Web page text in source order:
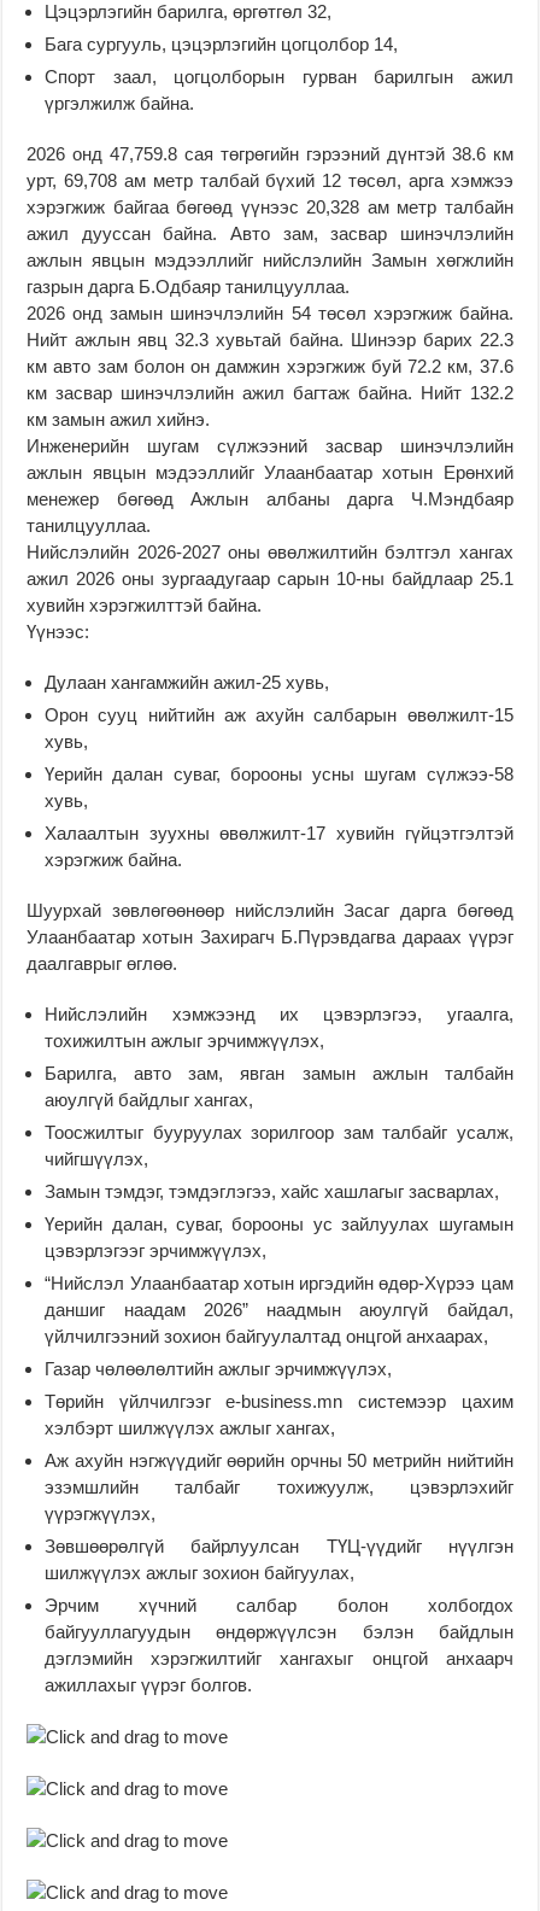
Цэцэрлэгийн барилга, өргөтгөл 32,
Бага сургууль, цэцэрлэгийн цогцолбор 14,
Спорт заал, цогцолборын гурван барилгын ажил
үргэлжилж байна.
2026 онд 47,759.8 сая төгрөгийн гэрээний дүнтэй 38.6 км
урт, 69,708 ам метр талбай бүхий 12 төсөл, арга хэмжээ
хэрэгжиж байгаа бөгөөд үүнээс 20,328 ам метр талбайн
ажил дууссан байна. Авто зам, засвар шинэчлэлийн
ажлын явцын мэдээллийг нийслэлийн Замын хөгжлийн
газрын дарга Б.Одбаяр танилцууллаа.
2026 онд замын шинэчлэлийн 54 төсөл хэрэгжиж байна.
Нийт ажлын явц 32.3 хувьтай байна. Шинээр барих 22.3
км авто зам болон он дамжин хэрэгжиж буй 72.2 км, 37.6
км засвар шинэчлэлийн ажил багтаж байна. Нийт 132.2
км замын ажил хийнэ.
Инженерийн шугам сүлжээний засвар шинэчлэлийн
ажлын явцын мэдээллийг Улаанбаатар хотын Ерөнхий
менежер бөгөөд Ажлын албаны дарга Ч.Мэндбаяр
танилцууллаа.
Нийслэлийн 2026-2027 оны өвөлжилтийн бэлтгэл хангах
ажил 2026 оны зургаадугаар сарын 10-ны байдлаар 25.1
хувийн хэрэгжилттэй байна.
Үүнээс:
Дулаан хангамжийн ажил-25 хувь,
Орон сууц нийтийн аж ахуйн салбарын өвөлжилт-15
хувь,
Үерийн далан суваг, борооны усны шугам сүлжээ-58
хувь,
Халаалтын зуухны өвөлжилт-17 хувийн гүйцэтгэлтэй
хэрэгжиж байна.
Шуурхай зөвлөгөөнөөр нийслэлийн Засаг дарга бөгөөд
Улаанбаатар хотын Захирагч Б.Пүрэвдагва дараах үүрэг
даалгаврыг өглөө.
Нийслэлийн хэмжээнд их цэвэрлэгээ, угаалга,
тохижилтын ажлыг эрчимжүүлэх,
Барилга, авто зам, явган замын ажлын талбайн
аюулгүй байдлыг хангах,
Тоосжилтыг бууруулах зорилгоор зам талбайг усалж,
чийгшүүлэх,
Замын тэмдэг, тэмдэглэгээ, хайс хашлагыг засварлах,
Үерийн далан, суваг, борооны ус зайлуулах шугамын
цэвэрлэгээг эрчимжүүлэх,
“Нийслэл Улаанбаатар хотын иргэдийн өдөр-Хүрээ цам
даншиг наадам 2026” наадмын аюулгүй байдал,
үйлчилгээний зохион байгуулалтад онцгой анхаарах,
Газар чөлөөлөлтийн ажлыг эрчимжүүлэх,
Төрийн үйлчилгээг e-business.mn системээр цахим
хэлбэрт шилжүүлэх ажлыг хангах,
Аж ахуйн нэгжүүдийг өөрийн орчны 50 метрийн нийтийн
эзэмшлийн талбайг тохижуулж, цэвэрлэхийг
үүрэгжүүлэх,
Зөвшөөрөлгүй байрлуулсан ТҮЦ-үүдийг нүүлгэн
шилжүүлэх ажлыг зохион байгуулах,
Эрчим хүчний салбар болон холбогдох
байгууллагуудын өндөржүүлсэн бэлэн байдлын
дэглэмийн хэрэгжилтийг хангахыг онцгой анхаарч
ажиллахыг үүрэг болгов.